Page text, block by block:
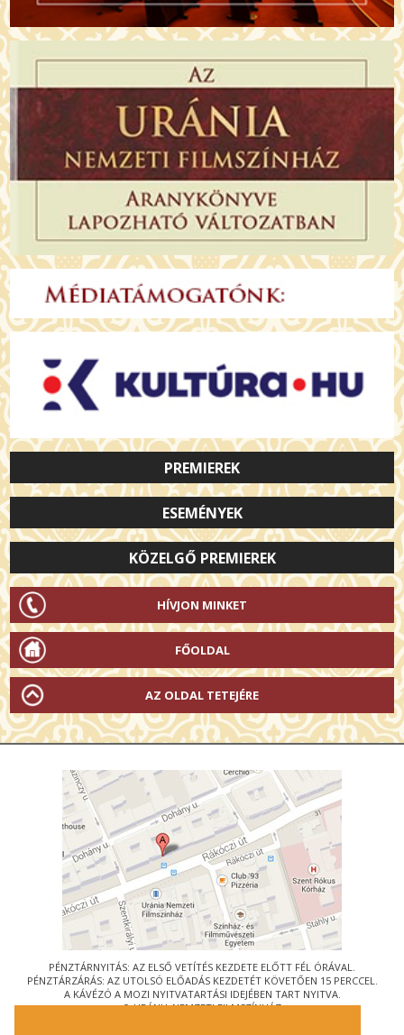
PREMIEREK
ESEMÉNYEK
KÖZELGŐ PREMIEREK
HÍVJON MINKET
FŐOLDAL
AZ OLDAL TETEJÉRE
PÉNZTÁRNYITÁS: AZ ELSŐ VETÍTÉS KEZDETE ELŐTT FÉL ÓRÁVAL.
PÉNZTÁRZÁRÁS: AZ UTOLSÓ ELŐADÁS KEZDETÉT KÖVETŐEN 15 PERCCEL.
A KÁVÉZÓ A MOZI NYITVATARTÁSI IDEJÉBEN TART NYITVA.
© URÁNIA NEMZETI FILMSZÍNHÁZ